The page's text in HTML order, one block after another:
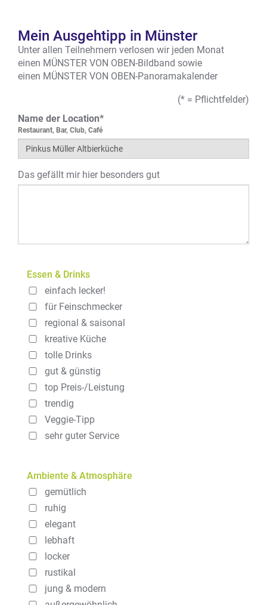
Mein Ausgehtipp in Münster
Unter allen Teilnehmern verlosen wir jeden Monat
einen MÜNSTER VON OBEN-Bildband sowie
einen MÜNSTER VON OBEN-Panoramakalender
(* = Pflichtfelder)
Name der Location*
Restaurant, Bar, Club, Café
Das gefällt mir hier besonders gut
Essen & Drinks
einfach lecker!
für Feinschmecker
regional & saisonal
kreative Küche
tolle Drinks
gut & günstig
top Preis-/Leistung
trendig
Veggie-Tipp
sehr guter Service
Ambiente & Atmosphäre
gemütlich
ruhig
elegant
lebhaft
locker
rustikal
jung & modern